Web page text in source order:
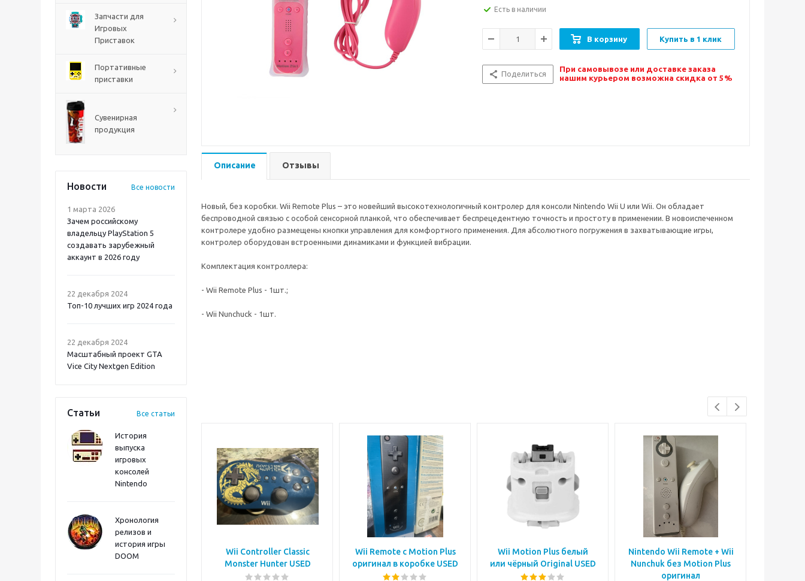
Запчасти для
Игровых
Приставок
Портативные
приставки
Сувенирная
продукция
Новости Все новости
1 марта 2026
Зачем российскому
владельцу PlayStation 5
создавать зарубежный
аккаунт в 2026 году
22 декабря 2024
Топ-10 лучших игр 2024 года
22 декабря 2024
Масштабный проект GTA
Vice City Nextgen Edition
Статьи Все статьи
История
выпуска
игровых
консолей
Nintendo
Хронология
релизов и
история игры
DOOM
Onimusha: Way of the
Sword PS5
Есть в наличии
В корзину Купить в 1 клик
Поделиться
При самовывозе или доставке заказа
нашим курьером возможна скидка от 5%
Описание Отзывы
Новый, без коробки. Wii Remote Plus – это новейший высокотехнологичный контролер для консоли Nintendo Wii U или Wii. Он обладает
беспроводной связью с особой сенсорной планкой, что обеспечивает беспрецедентную точность и простоту в применении. В новоиспеченном
контролере удобно размещены кнопки управления для комфортного применения. Для абсолютного погружения в захватывающие игры,
контролер оборудован встроенными динамиками и функцией вибрации.
Комплектация контроллера:
- Wii Remote Plus - 1шт.;
- Wii Nunchuck - 1шт.
Wii Controller Classic
Monster Hunter USED
Wii Remote с Motion Plus
оригинал в коробке USED
Wii Motion Plus белый
или чёрный Original USED
Nintendo Wii Remote + Wii
Nunchuk без Motion Plus
оригинал